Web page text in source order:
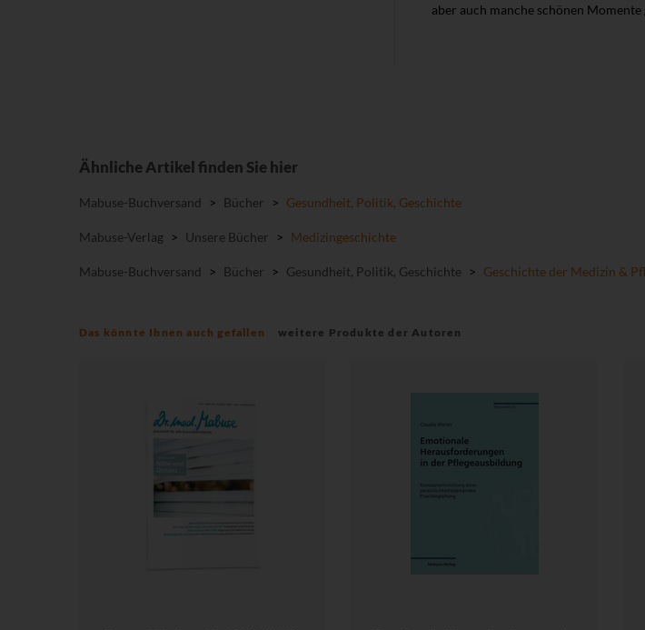
aber auch manche schönen Momente
Ähnliche Artikel finden Sie hier
Mabuse-Buchversand > Bücher > Gesundheit, Politik, Geschichte
Mabuse-Verlag > Unsere Bücher > Medizingeschichte
Mabuse-Buchversand > Bücher > Gesundheit, Politik, Geschichte > Geschichte der Medizin &
Das könnte Ihnen auch gefallen weitere Produkte der Autoren